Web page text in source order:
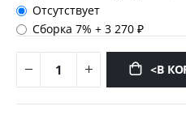
Отсутствует
Сборка 7%+3 270 ₽
<В